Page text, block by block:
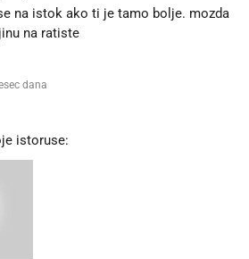
na istok ako ti je tamo bolje. mozda
na ratiste 👍🏻
dana